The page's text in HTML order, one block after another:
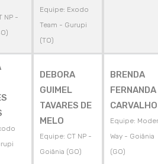
NP -
Equipe: Exodo
Team - Gurupi
(TO)
DEBORA
GUIMEL
TAVARES DE
MELO
Equipe: CT NP -
Goiânia (GO)
BRENDA
FERNANDA
CARVALHO
Equipe:
Way - Goiânia
(GO)